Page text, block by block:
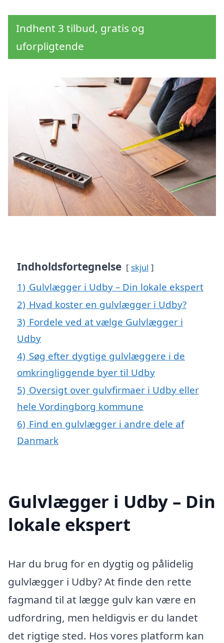
Indhent 3 tilbud, gratis og
uforpligtende
Indholdsfortegnelse skjul
1) Gulvlægger i Udby – Din lokale ekspert
2) Hvad koster en gulvlægger i Udby?
3) Fordele ved at vælge Gulvlægger i
Udby
4) Søg efter dygtige gulvlæggere i de
omkringliggende byer til Udby
5) Oversigt over gulvfirmaer i Udby eller
hele Vordingborg kommune
6) Find en gulvlægger i andre dele af
Danmark
Gulvlægger i Udby – Din
lokale ekspert
Har du brug for en dygtig og pålidelig
gulvlægger i Udby? At finde den rette
fagmand til at lægge gulv kan være en
udfordring, men heldigvis er du landet
det rigtige sted. Hos vores platform kan